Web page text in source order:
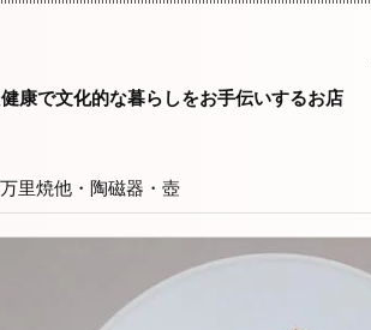
康で文化的な暮らしをお手伝いするお店
里焼他・陶磁器・壺